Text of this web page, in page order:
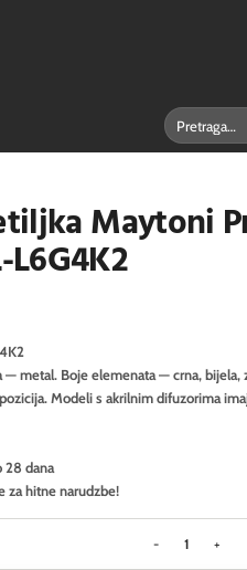
Pretraži:
Maytoni
L6G4K2
— metal. Boje elemenata — crna,
Modeli s akrilnim difuzorima
28 dana
za hitne narudzbe!
Viseća